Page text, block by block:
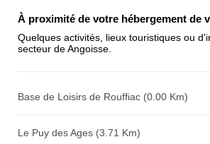
Antispam - Combien font 7x4 (en
chiffres) :
À proximité de votre hébergement de
Quelques activités, lieux touristiques ou
secteur de Angoisse.
Base de Loisirs de Rouffiac (0.00 Km)
Le Puy des Ages (3.71 Km)